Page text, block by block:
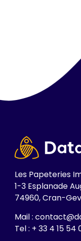
Les Papeteries
1-3 Esplanade
74960, Cran-
Mail :
Tel : + 33 4 15 54